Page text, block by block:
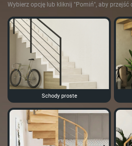
Wybierz opcję lub kliknij "Pomiń", aby przejść
Schody proste